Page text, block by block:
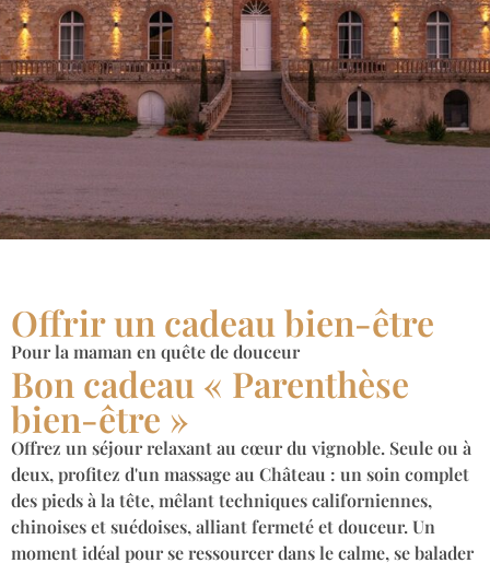
Offrir un cadeau bien-être
Pour la maman en quête de douceur
Bon cadeau « Parenthèse
bien-être »
Offrez un séjour relaxant au cœur du vignoble. Seule ou à
deux, profitez d'un massage au Château : un soin complet
des pieds à la tête, mêlant techniques californiennes,
chinoises et suédoises, alliant fermeté et douceur. Un
moment idéal pour se ressourcer dans le calme, se balader